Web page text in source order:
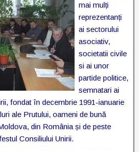
mai mulți
reprezentanți
ai sectorului
asociativ,
societatii civile
si ai unor
partide politice,
semnatari ai
fondat în decembrie 1991-ianuarie
ale Prutului, oameni de bună
din România și de peste
Consiliului Unirii.